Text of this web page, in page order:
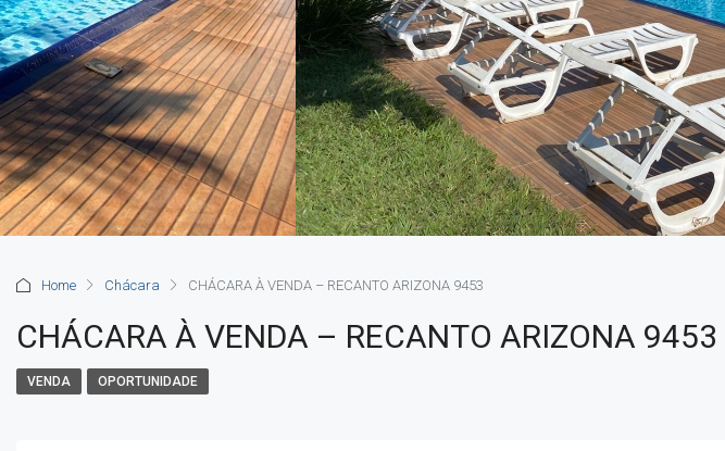
Home Chácara CHÁCARA À VENDA – RECANTO ARIZONA 9453
CHÁCARA À VENDA – RECANTO ARIZONA 9453
VENDA OPORTUNIDADE